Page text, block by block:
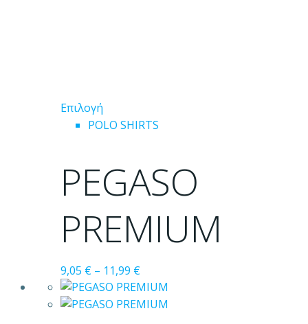
Επιλογή
το
πολλαπλές
παραλλαγές.
επιλογές
μπορούν
επιλεγούν
στη
σελίδα
POLO SHIRTS
PEGASO
PREMIUM
9,05 € – 11,99 €